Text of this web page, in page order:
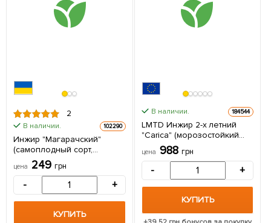
2
В наличии. 102290
Инжир "Магарачский"
(самоплодный сорт,
средний срок созревания)
1 саженец в упаковке
цена 249 грн
- +
КУПИТЬ
В наличии. 184544
LMTD Инжир 2-х летний
"Carica" (морозостойкий
самоопыляемый сорт)
высота 45-65см 1 саженец
в упаковке Нидерланды
цена 988 грн
- +
КУПИТЬ